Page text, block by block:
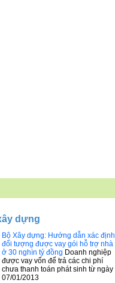
dựng
Bộ Xây dựng: Hướng dẫn xác định
đối tượng được vay gói hỗ trợ nhà
ở 30 nghìn tỷ đồng Doanh nghiệp
được vay vốn để trả các chi phí
chưa thanh toán phát sinh từ ngày
07/01/2013